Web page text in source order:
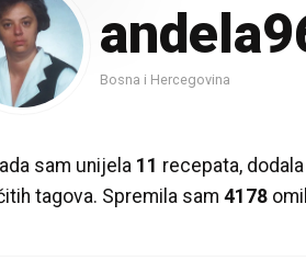
Bosna i Hercegovina
sam unijela 11 recepata, dodala
tagova. Spremila sam4178